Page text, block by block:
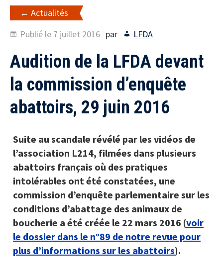
Actualités
Publié le 7 juillet 2016 par LFDA
Audition de la LFDA devant
la commission d’enquête
abattoirs, 29 juin 2016
Suite au scandale révélé par les vidéos de
l’association L214, filmées dans plusieurs
abattoirs français où des pratiques
intolérables ont été constatées, une
commission d’enquête parlementaire sur les
conditions d’abattage des animaux de
boucherie a été créée le 22 mars 2016 (voir
le dossier dans le n°89 de notre revue pour
plus d’informations sur les abattoirs).